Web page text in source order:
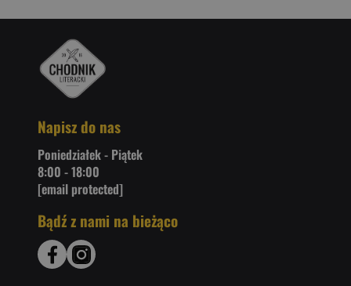
Napisz do nas
Poniedziałek - Piątek
8:00 - 18:00
[email protected]
Bądź z nami na bieżąco